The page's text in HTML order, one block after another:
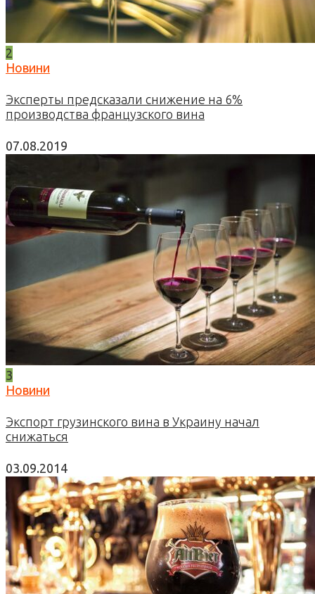
2
Новини
Эксперты предсказали снижение на 6%
производства французского вина
07.08.2019
3
Новини
Экспорт грузинского вина в Украину начал
снижаться
03.09.2014